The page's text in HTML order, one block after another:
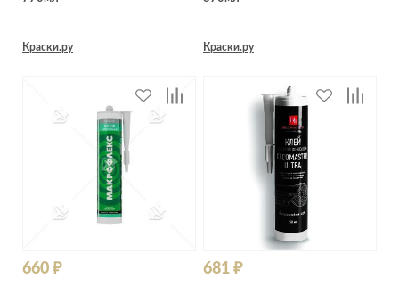
Краски.ру Краски.ру
660 ₽ 681 ₽